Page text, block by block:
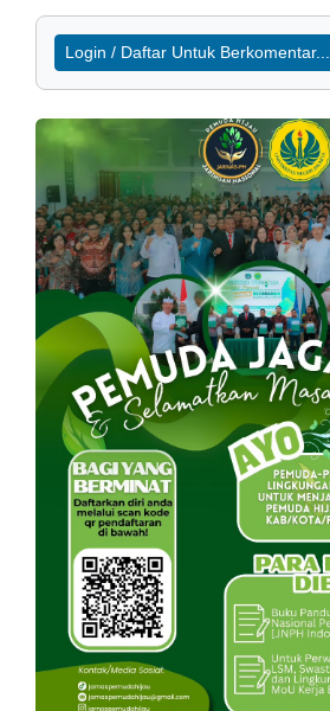
Login / Daftar Untuk Berkomentar...